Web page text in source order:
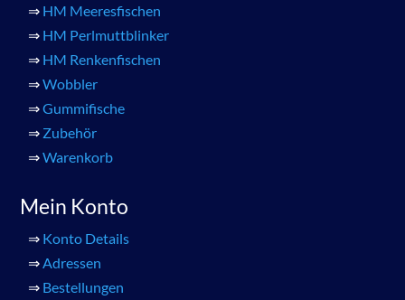
⇒ HM Meeresfischen
⇒ HM Perlmuttblinker
⇒ HM Renkenfischen
⇒Wobbler
⇒Gummifische
⇒ Zubehör
⇒Warenkorb
Mein Konto
⇒ Konto Details
⇒Adressen
⇒ Bestellungen